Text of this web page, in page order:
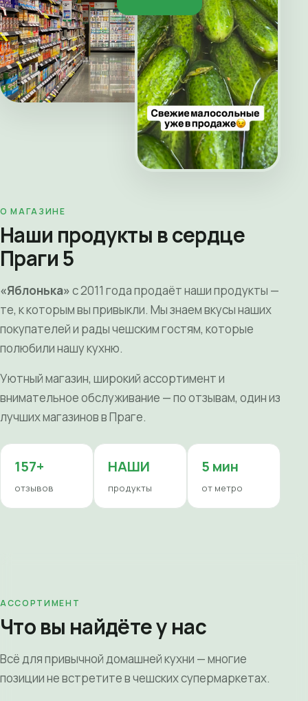
О МАГАЗИНЕ
Наши продукты в сердце
Праги 5
«Яблонька»с 2011 года продаёт наши продукты —
те, к которым вы привыкли. Мы знаем вкусы наших
покупателей и рады чешским гостям, которые
полюбили нашу кухню.
Уютный магазин, широкий ассортимент и
внимательное обслуживание — по отзывам, один из
лучших магазинов в Праге.
157+
отзывов
НАШИ
продукты
5 мин
от метро
АССОРТИМЕНТ
Что вы найдёте у нас
Всё для привычной домашней кухни — многие
позиции не встретите в чешских супермаркетах.